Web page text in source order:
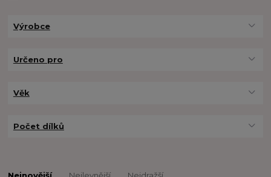
Výrobce
Určeno pro
Věk
Počet dílků
Nejnovější Nejlevnější Nejdražší